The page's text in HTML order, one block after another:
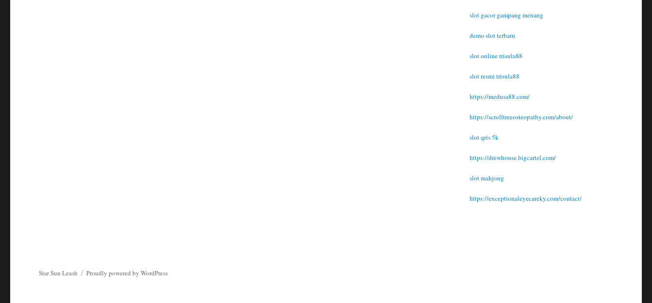
slot gacor gampang menang
demo slot terbaru
slot online trisula88
slot resmi trisula88
https://medusa88.com/
https://scrolltreeosteopathy.com/about/
slot qris 5k
https://drewhouse.bigcartel.com/
slot mahjong
https://exceptionaleyecareky.com/contact/
Star Sun Leash Proudly powered by WordPress